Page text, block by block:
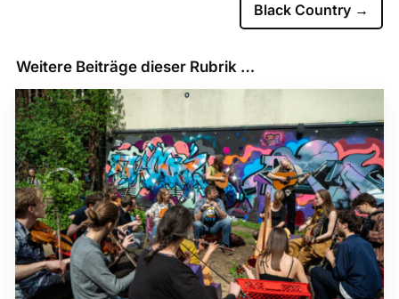
Black Country →
Weitere Beiträge dieser Rubrik …